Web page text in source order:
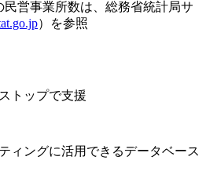
営事業所数は、総務省統計局サ
）を参照
トップで支援
ィングに活用できるデータベース